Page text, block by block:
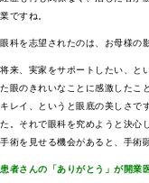
業ですね。
眼科を志望されたのは、お母様の
将来、実家をサポートしたい、と
た眼のきれいなことに感激したこ
キレイ、というと眼底の美しさで
た。それで眼科を究めようと決心
手術を見せる機会があると、手術
患者さんの「ありがとう」が開業